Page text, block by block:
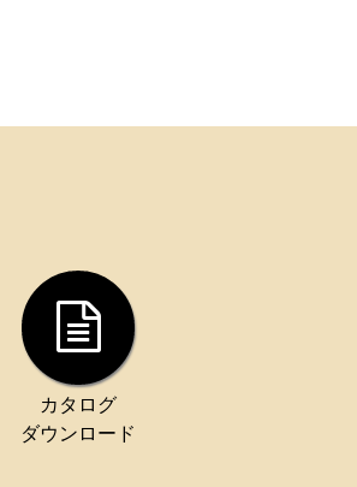
カタログ
ダウンロード